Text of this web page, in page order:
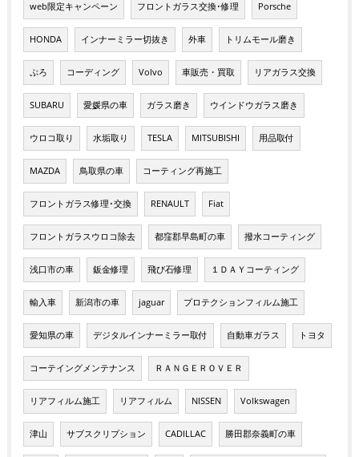
web限定キャンペーン フロントガラス交換･修理 Porsche
HONDA インナーミラー切抜き 外車 トリムモール磨き
ぷろ コーディング Volvo 車販売・買取 リアガラス交換
SUBARU 愛媛県の車 ガラス磨き ウインドウガラス磨き
ウロコ取り 水垢取り TESLA MITSUBISHI 用品取付
MAZDA 鳥取県の車 コーティング再施工
フロントガラス修理･交換 RENAULT Fiat
フロントガラスウロコ除去 都窪郡早島町の車 撥水コーティング
浅口市の車 鈑金修理 飛び石修理 １ＤＡＹコーティング
輸入車 新潟市の車 jaguar プロテクションフィルム施工
愛知県の車 デジタルインナーミラー取付 自動車ガラス トヨタ
コーテイングメンテナンス ＲＡＮＧＥＲＯＶＥＲ
リアフィルム施工 リアフィルム NISSEN Volkswagen
津山 サブスクリプション CADILLAC 勝田郡奈義町の車